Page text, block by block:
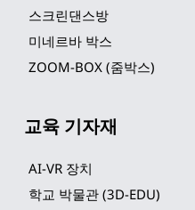
스크린댄스방
미네르바 박스
ZOOM-BOX (줌박스)
교육 기자재
AI-VR 장치
학교 박물관 (3D-EDU)